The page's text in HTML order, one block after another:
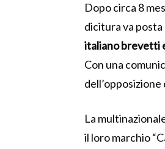
Dopo circa 8
dicitura va
italiano brevetti
Con una
dell’opposizione
La
il loro marchio